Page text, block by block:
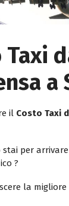
Taxi
a
il Costo Taxi
stai per
?
la